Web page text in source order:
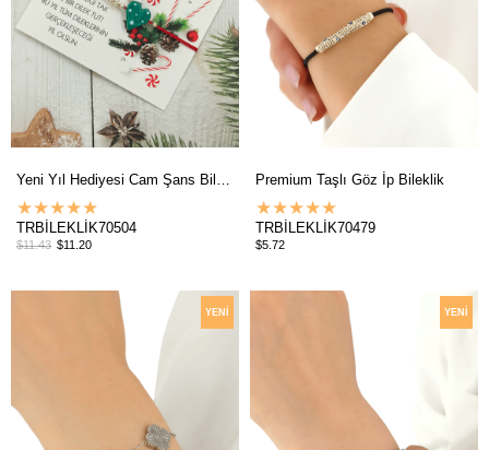
★★★★★
TRBİLEKLİK70504
$11.20
$11.43
Premium Taşlı Göz İp Bileklik
★★★★★
TRBİLEKLİK70479
$5.72
YENI YENI